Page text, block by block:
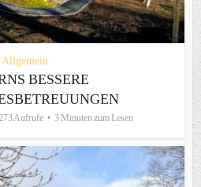
Allgemein
BESSERE
273 Aufrufe 3 Minuten zum Lesen